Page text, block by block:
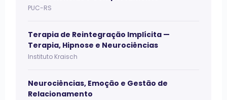
PUC-RS
Terapia de Reintegração Implícita —
Terapia, Hipnose e Neurociências
Instituto Kraisch
Neurociências, Emoção e Gestão de
Relacionamento